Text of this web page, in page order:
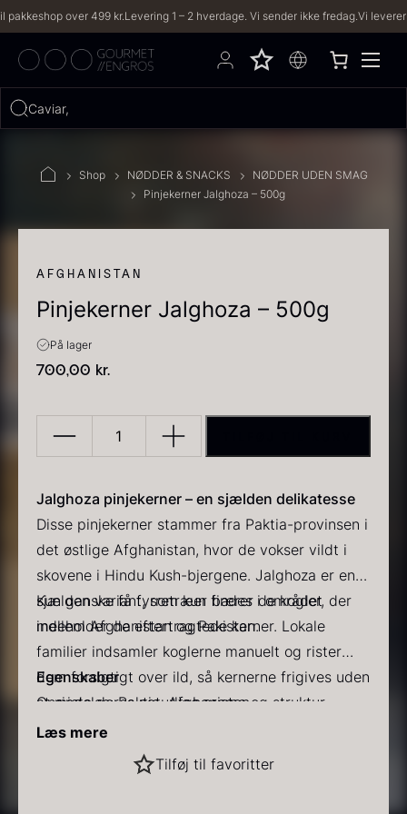
over 499 kr.Levering 1 – 2 hverdage. Vi sender ikke fredag. Vi leverer til
Caviar, trøfler, v
Hvad leder du efter?
PRODUKTER(2,334)
2334 resultater
PRUNIER Classique Caviar
192,00 kr.
På lager
Gold caviar
Fra160,00 kr.
På lager
Shop NØDDER & SNACKS
NØDDER UDEN SMAG
Pinjekerner Jalghoza – 500g
AFGHANISTAN
Pinjekerner Jalghoza – 500g
700,00 kr.
På lager
-
500g
antal
Jalghoza pinjekerner – en sjælden delikatesse
Disse pinjekerner stammer fra Paktia-provinsen i
det østlige Afghanistan, hvor de vokser vildt i
skovene i Hindu Kush-bjergene. Jalghoza er en
sjælden variant, som kun findes i området
mellem Afghanistan og Pakistan.
Kun ganske få fyrretræer bærer de kogler, der
indeholder de eftertragtede kerner. Lokale
familier indsamler koglerne manuelt og rister
dem forsigtigt over ild, så kernerne frigives uden
at miste deres naturlige aroma og struktur.
Egenskaber
Oprindelse: Paktia, Afghanistan
Større og mere kraftfulde end pinjekerner fra
Kina og Sibirien
Smag: Smøragtig med florale noter, afrundet af
Læs mere
Tilføj til favoritter